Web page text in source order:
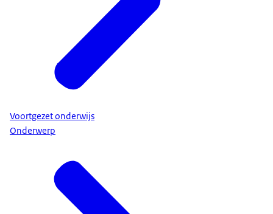
Voortgezet onderwijs
Onderwerp